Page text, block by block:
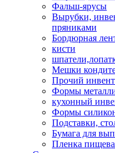
Фальш-ярусы
Вырубки,
пряниками
Бордюрная
кисти
Мешки
Прочий
Формы
кухонный
Формы
Подставки,
Бумага для
Пленка